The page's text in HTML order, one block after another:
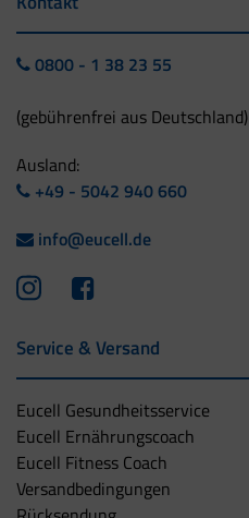
0800 - 1 38 23 55
(gebührenfrei aus Deutschland)
Ausland:
+49 - 5042 940 660
info@eucell.de
Service & Versand
Eucell Gesundheitsservice
Eucell Ernährungscoach
Eucell Fitness Coach
Versandbedingungen